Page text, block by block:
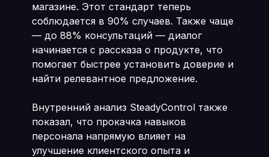
магазине. Этот стандарт теперь
соблюдается в 90% случаев. Также чаще
— до 88% консультаций — диалог
начинается с рассказа о продукте, что
помогает быстрее установить доверие и
найти релевантное предложение.
Внутренний анализ SteadyControl также
показал, что прокачка навыков
персонала напрямую влияет на
улучшение клиентского опыта и